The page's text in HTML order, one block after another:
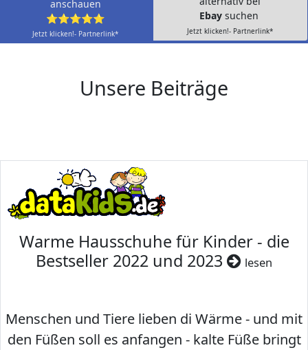
anschauen
⭐⭐⭐⭐⭐
Jetzt klicken!- Partnerlink*
Ebay suchen
Jetzt klicken!- Partnerlink*
Unsere Beiträge
Warme Hausschuhe für Kinder - die
Bestseller 2022 und 2023
lesen
Menschen und Tiere lieben di Wärme - und mit
den Füßen soll es anfangen - kalte Füße bringt